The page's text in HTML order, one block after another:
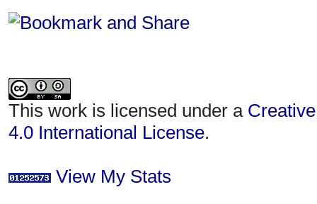
This work is licensed under a
4.0 International License.
View My Stats